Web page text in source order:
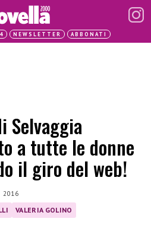
NEWSLETTER ABBONATI
Selvaggia
a tutte le donne
il giro del web!
2016
VALERIA GOLINO